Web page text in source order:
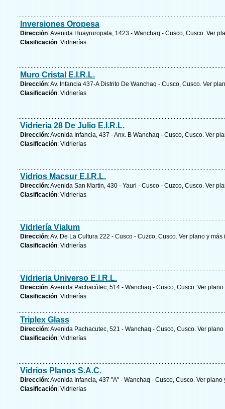
Inversiones Oropesa
Dirección: Avenida Huayruropata, 1423 - Wanchaq - Cusco, Cusco. Ver
Clasificación: Vidrierías
Muro Cristal E.I.R.L.
Dirección: Av. Infancia 437-A Distrito De Wanchaq - Cusco, Cusco. Ver
Clasificación: Vidrierías
Vidrieria 28 De Julio E.I.R.L.
Dirección: Avenida Infancia, 437 - Anx. B Wanchaq - Cusco, Cusco. Ver
Clasificación: Vidrierías
Vidrios Macsur E.I.R.L.
Dirección: Avenida San Martín, 430 - Yauri - Cusco - Cuzco, Cusco. Ver
Clasificación: Vidrierías
Vidriería Vialum
Dirección: Av. De La Cultura 222 - Cusco - Cuzco, Cusco. Ver plano y más
Clasificación: Vidrierías
Vidrieria Universo E.I.R.L.
Dirección: Avenida Pachacútec, 514 - Wanchaq - Cusco, Cusco. Ver plano
Clasificación: Vidrierías
Triplex Glass
Dirección: Avenida Pachacutec, 521 - Wanchaq - Cusco, Cusco. Ver plano
Clasificación: Vidrierías
Vidrios Planos S.A.C.
Dirección: Avenida Infancia, 437 "A" - Wanchaq - Cusco, Cusco. Ver plano
Clasificación: Vidrierías